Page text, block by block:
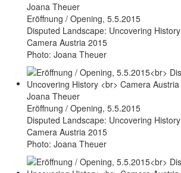
Eröffnung / Opening, 5.5.2015
Disputed Landscape: Uncovering History
Camera Austria 2015
Photo: Joana Theuer
Eröffnung / Opening, 5.5.2015
Disputed Landscape: Uncovering History
Camera Austria 2015
Photo: Joana Theuer